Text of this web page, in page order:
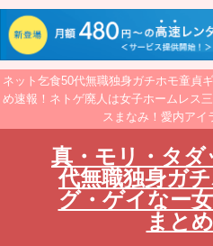
ネット乞食50代無職独身ガチホモ童貞
め速報！ネトゲ廃人は女子ホームレス
スまなみ！愛内アイ
真・モリ・タダ
代無職独身ガ
グ・ゲイなー
まと